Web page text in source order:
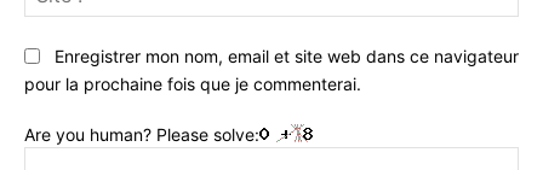
:
Enregistrer mon nom, email et site web dans ce navigateur
pour la prochaine fois que je commenterai.
Are you human? Please solve: